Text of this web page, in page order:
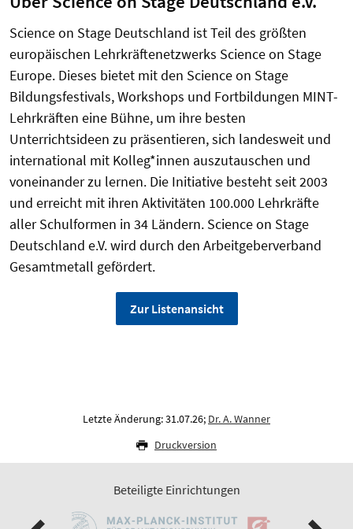
Science on Stage Deutschland ist Teil des größten
europäischen Lehrkräftenetzwerks Science on Stage
Europe. Dieses bietet mit den Science on Stage
Bildungsfestivals, Workshops und Fortbildungen MINT-
Lehrkräften eine Bühne, um ihre besten
Unterrichtsideen zu präsentieren, sich landesweit und
international mit Kolleg*innen auszutauschen und
voneinander zu lernen. Die Initiative besteht seit 2003
und erreicht mit ihren Aktivitäten 100.000 Lehrkräfte
aller Schulformen in 34 Ländern. Science on Stage
Deutschland e.V. wird durch den Arbeitgeberverband
Gesamtmetall gefördert.
Zur Listenansicht
Letzte Änderung: 31.07.26; Dr. A. Wanner
Druckversion
Beteiligte Einrichtungen